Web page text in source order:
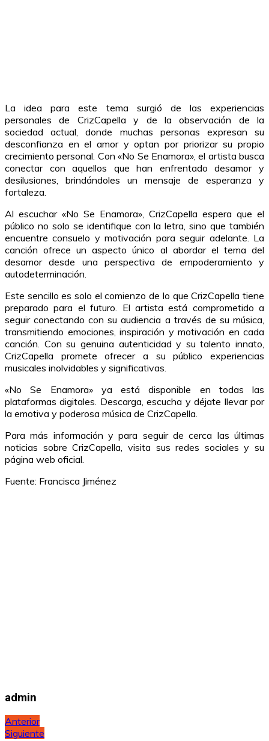
La idea para este tema surgió de las experiencias
personales de CrizCapella y de la observación de la
sociedad actual, donde muchas personas expresan su
desconfianza en el amor y optan por priorizar su propio
crecimiento personal. Con «No Se Enamora», el artista busca
conectar con aquellos que han enfrentado desamor y
desilusiones, brindándoles un mensaje de esperanza y
fortaleza.
Al escuchar «No Se Enamora», CrizCapella espera que el
público no solo se identifique con la letra, sino que también
encuentre consuelo y motivación para seguir adelante. La
canción ofrece un aspecto único al abordar el tema del
desamor desde una perspectiva de empoderamiento y
autodeterminación.
Este sencillo es solo el comienzo de lo que CrizCapella tiene
preparado para el futuro. El artista está comprometido a
seguir conectando con su audiencia a través de su música,
transmitiendo emociones, inspiración y motivación en cada
canción. Con su genuina autenticidad y su talento innato,
CrizCapella promete ofrecer a su público experiencias
musicales inolvidables y significativas.
«No Se Enamora» ya está disponible en todas las
plataformas digitales. Descarga, escucha y déjate llevar por
la emotiva y poderosa música de CrizCapella.
Para más información y para seguir de cerca las últimas
noticias sobre CrizCapella, visita sus redes sociales y su
página web oficial.
Fuente: Francisca Jiménez
admin
Navegación
Anterior
Siguiente